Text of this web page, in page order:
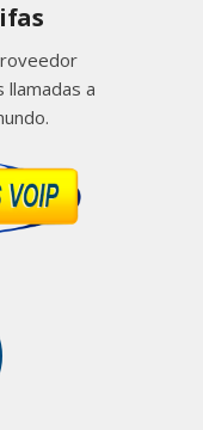
llamadas a